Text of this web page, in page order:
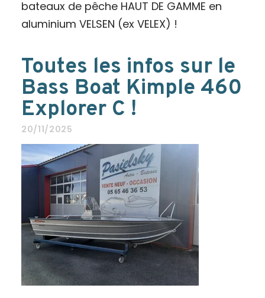
bateaux de pêche HAUT DE GAMME en
aluminium VELSEN (ex VELEX) !
Toutes les infos sur le
Bass Boat Kimple 460
Explorer C !
20/11/2025